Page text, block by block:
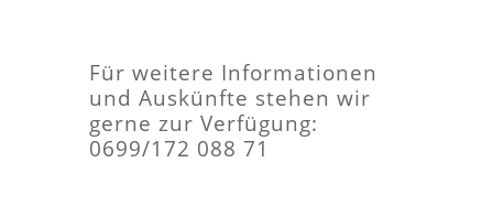
Für weitere Informationen
und Auskünfte stehen wir
gerne zur Verfügung:
0699/172 088 71